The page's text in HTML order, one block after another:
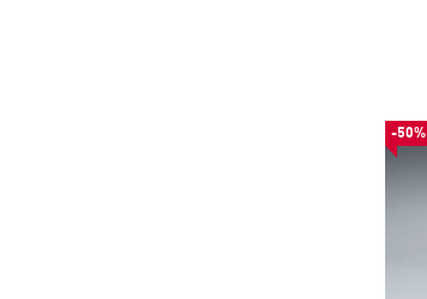
-50%